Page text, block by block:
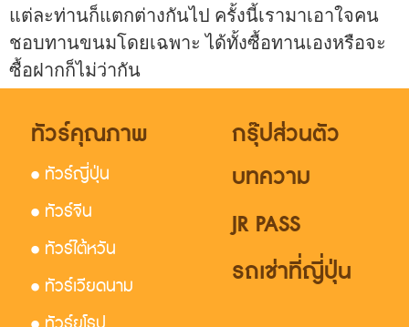
แต่ละท่านก็แตกต่างกันไป ครั้งนี้เรามาเอาใจคน
ชอบทานขนมโดยเฉพาะ ได้ทั้งซื้อทานเองหรือจะ
ซื้อฝากก็ไม่ว่ากัน
ทัวร์คุณภาพ
• ทัวร์ญี่ปุ่น
• ทัวร์จีน
• ทัวร์ไต้หวัน
• ทัวร์เวียดนาม
กรุ๊ปส่วนตัว
บทความ
JR PASS
รถเช่าที่ญี่ปุ่น